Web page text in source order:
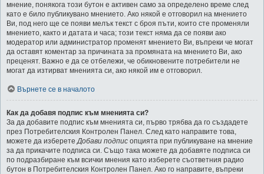
мнение, понякога този бутон е активен само за определено време след
като е било публикувано мнението. Ако някой е отговорил на мнението
Ви, под него ще се появи мелък текст с броя пъти, които сте променяли
мнението, както и датата и часа; този текст няма да се появи ако
модератор или администратор променят мнението Ви, въпреки че могат
да оставят коментар за причината за промяната на мнението Ви, ако
преценят. Важно е да се отбележи, че обикновените потребители не
могат да изтирват мненията си, ако някой им е отговорил.
Върнете се в началото
Как да добавя подпис към мненията си?
За да добавите подпис към мненията си, първо трябва да го създадете
през Потребителския Контролен Панел. След като направите това,
можете да изберетеДобави подпис опцията при публикуване на мнение
за да прикачите подписа си. Също така можете да добавяте подписа си
по подразбиране към всички мнения като изберете съответния радио
бутон в Потребителския Контролен Панел. Ако го направите, въпреки